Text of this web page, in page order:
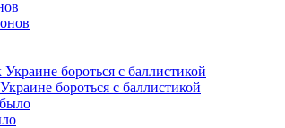
бороться с баллистикой